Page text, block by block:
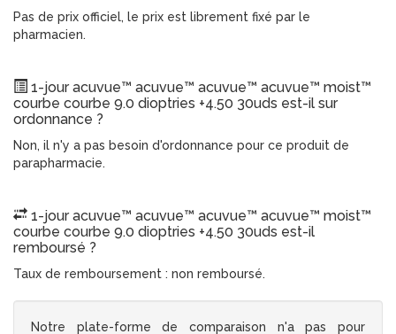
Pas de prix officiel, le prix est librement fixé par le
pharmacien.
1-jour acuvue™ acuvue™ acuvue™ acuvue™ moist™
courbe courbe 9.0 dioptries +4.50 30uds est-il sur
ordonnance ?
Non, il n'y a pas besoin d'ordonnance pour ce produit de
parapharmacie.
1-jour acuvue™ acuvue™ acuvue™ acuvue™ moist™
courbe courbe 9.0 dioptries +4.50 30uds est-il
remboursé ?
Taux de remboursement : non remboursé.
Notre plate-forme de comparaison n'a pas pour